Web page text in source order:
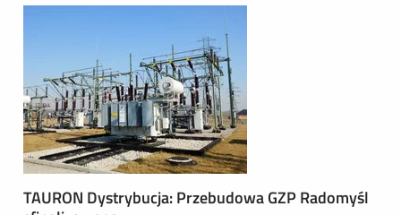
TAURON Dystrybucja: Przebudowa GZP Radomyśl